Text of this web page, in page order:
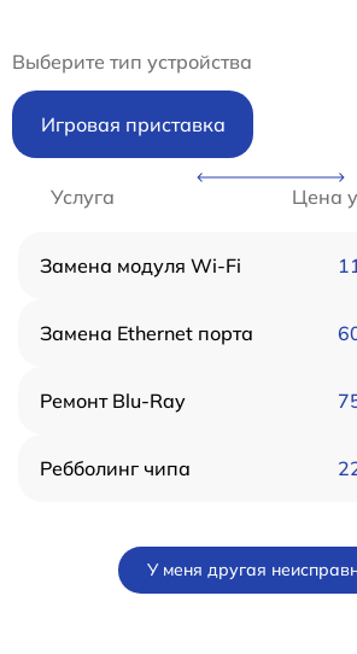
Выберите тип устройства
Игровая приставка
Услуга Цена
Замена модуля Wi-Fi
Замена Ethernet порта
Ремонт Blu-Ray
Ребболинг чипа
У меня другая